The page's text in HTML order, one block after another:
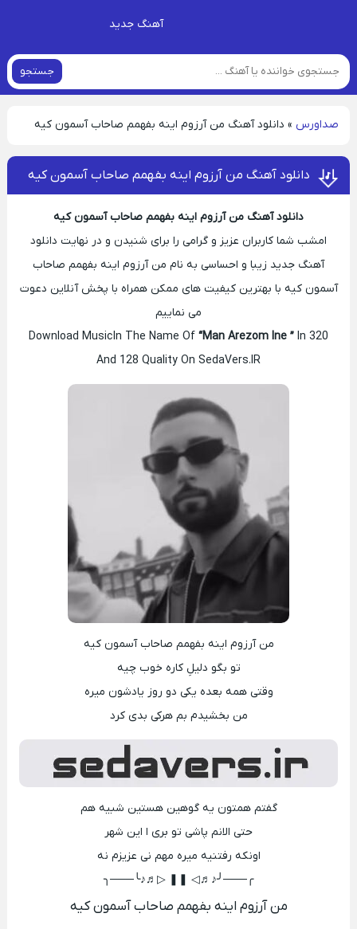
آهنگ جدید
جستجو
صداورس » دانلود آهنگ من آرزوم اینه بفهمم صاحاب آسمون کیه
دانلود آهنگ من آرزوم اینه بفهمم صاحاب آسمون کیه
دانلود آهنگ من آرزوم اینه بفهمم صاحاب آسمون کیه
امشب شما کاربران عزیز و گرامی را برای شنیدن و در نهایت دانلود
آهنگ جدید زیبا و احساسی به نام من آرزوم اینه بفهمم صاحاب
آسمون کیه با بهترین کیفیت های ممکن همراه با پخش آنلاین دعوت
می نماییم
Download Music In The Name Of “Man Arezom Ine ” In 320
And 128 Quality On SedaVers.IR
من آرزوم اینه بفهمم صاحاب آسمون کیه
تو بگو دلیلِ کاره خوب چیه
وقتی همه بعده یکی دو روز یادشون میره
من بخشیدم بم هرکی بدی کرد
گفتم همتون یه گوهین هستین شبیه هم
حتی الانم پاشی تو بری ا این شهر
اونکه رفتنیه میره مهم نی عزیزم نه
╭───╯♪♬◁ ❚❚ ▷♬♪╰───╮
من آرزوم اینه بفهمم صاحاب آسمون کیه